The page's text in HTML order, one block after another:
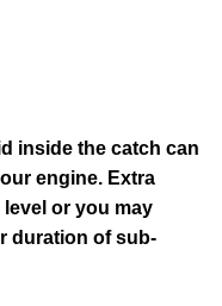
inside the catch can
engine. Extra
or you may
duration of sub-